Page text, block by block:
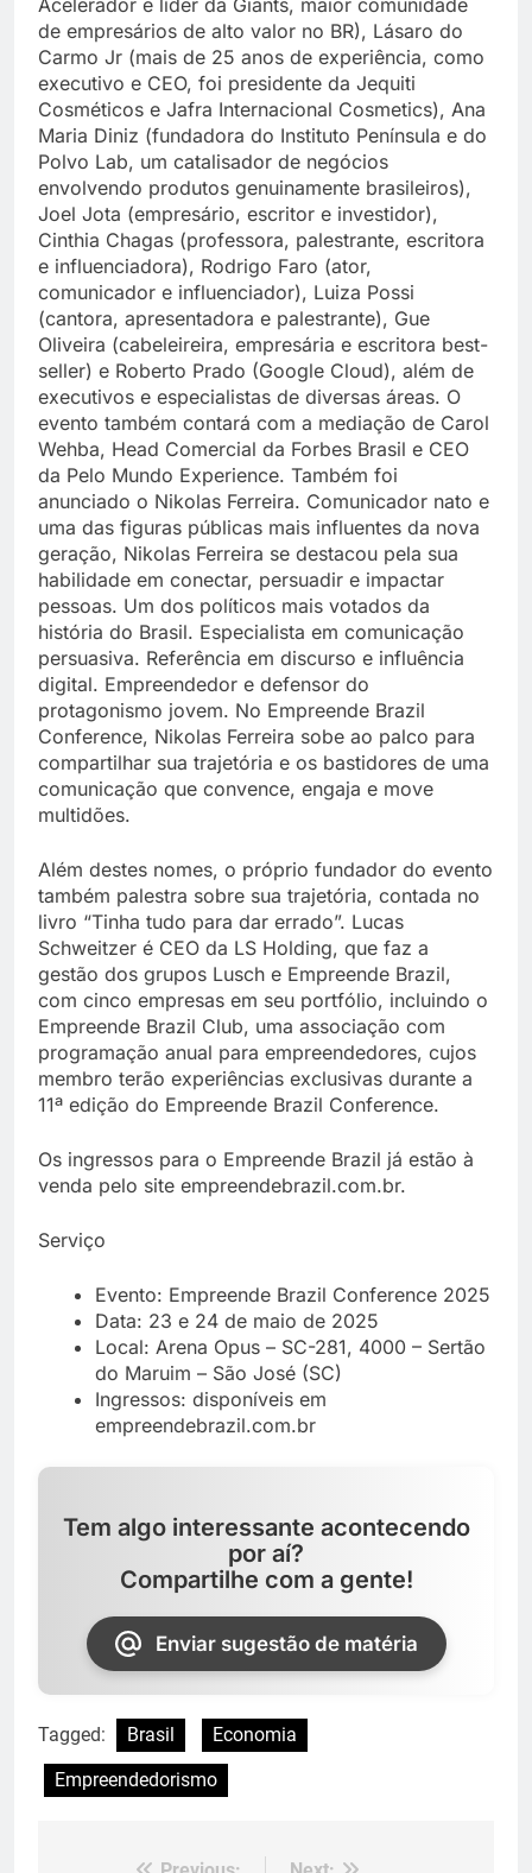
de empresários de alto valor no BR), Lásaro do
Carmo Jr (mais de 25 anos de experiência, como
executivo e CEO, foi presidente da Jequiti
Cosméticos e Jafra Internacional Cosmetics), Ana
Maria Diniz (fundadora do Instituto Península e do
Polvo Lab, um catalisador de negócios
envolvendo produtos genuinamente brasileiros),
Joel Jota (empresário, escritor e investidor),
Cinthia Chagas (professora, palestrante, escritora
e influenciadora), Rodrigo Faro (ator,
comunicador e influenciador), Luiza Possi
(cantora, apresentadora e palestrante), Gue
Oliveira (cabeleireira, empresária e escritora best-
seller) e Roberto Prado (Google Cloud), além de
executivos e especialistas de diversas áreas. O
evento também contará com a mediação de Carol
Wehba, Head Comercial da Forbes Brasil e CEO
da Pelo Mundo Experience. Também foi
anunciado o Nikolas Ferreira. Comunicador nato e
uma das figuras públicas mais influentes da nova
geração, Nikolas Ferreira se destacou pela sua
habilidade em conectar, persuadir e impactar
pessoas. Um dos políticos mais votados da
história do Brasil. Especialista em comunicação
persuasiva. Referência em discurso e influência
digital. Empreendedor e defensor do
protagonismo jovem. No Empreende Brazil
Conference, Nikolas Ferreira sobe ao palco para
compartilhar sua trajetória e os bastidores de uma
comunicação que convence, engaja e move
multidões.
Além destes nomes, o próprio fundador do evento
também palestra sobre sua trajetória, contada no
livro “Tinha tudo para dar errado”. Lucas
Schweitzer é CEO da LS Holding, que faz a
gestão dos grupos Lusch e Empreende Brazil,
com cinco empresas em seu portfólio, incluindo o
Empreende Brazil Club, uma associação com
programação anual para empreendedores, cujos
membro terão experiências exclusivas durante a
11ª edição do Empreende Brazil Conference.
Os ingressos para o Empreende Brazil já estão à
venda pelo site empreendebrazil.com.br.
Serviço
Evento: Empreende Brazil Conference 2025
Data: 23 e 24 de maio de 2025
Local: Arena Opus – SC-281, 4000 – Sertão
do Maruim – São José (SC)
Ingressos: disponíveis em
empreendebrazil.com.br
Tem algo interessante acontecendo
por aí?
Compartilhe com a gente!
Enviar sugestão de matéria
Tagged: Brasil
Economia
Empreendedorismo